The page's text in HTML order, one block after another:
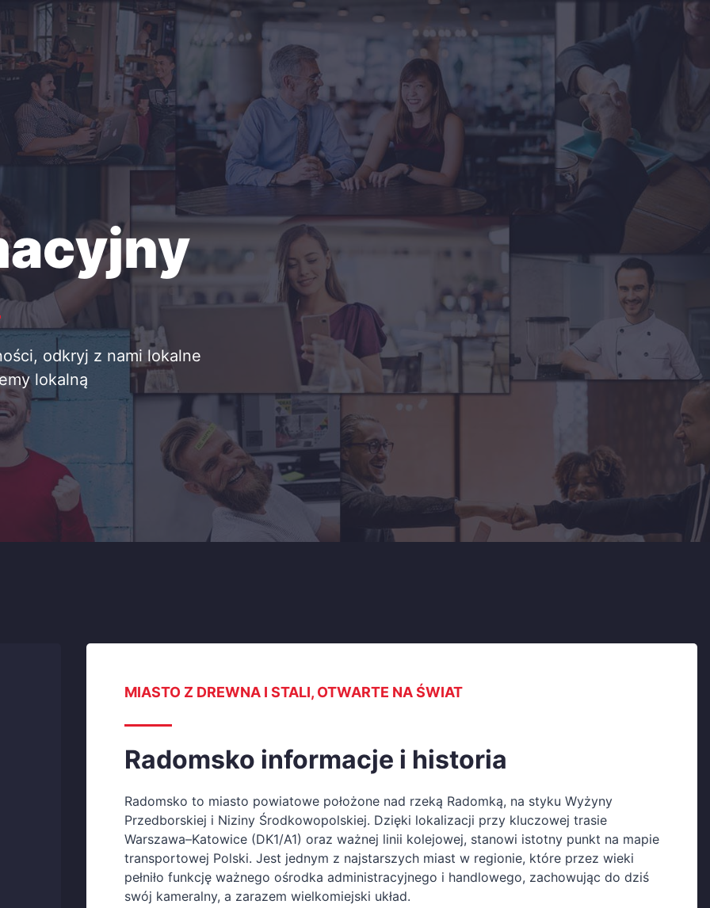
odkryj z nami lokalne
lokalną
MIASTO Z DREWNA I STALI, OTWARTE NA ŚWIAT
Radomsko informacje i historia
Radomsko to miasto powiatowe położone nad rzeką Radomką, na styku Wyżyny
Przedborskiej i Niziny Środkowopolskiej. Dzięki lokalizacji przy kluczowej trasie
Warszawa–Katowice (DK1/A1) oraz ważnej linii kolejowej, stanowi istotny punkt na mapie
transportowej Polski. Jest jednym z najstarszych miast w regionie, które przez wieki
pełniło funkcję ważnego ośrodka administracyjnego i handlowego, zachowując do dziś
swój kameralny, a zarazem wielkomiejski układ.